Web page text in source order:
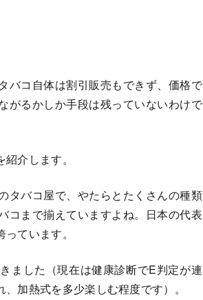
バコ自体は割引販売もできず、価格で
がるかしか手段は残っていないわけで
介します。
タバコ屋で、やたらとたくさんの種類
コまで揃えていますよね。日本の代表
ています。
ました（現在は健康診断でE判定が連
加熱式を多少楽しむ程度です）。